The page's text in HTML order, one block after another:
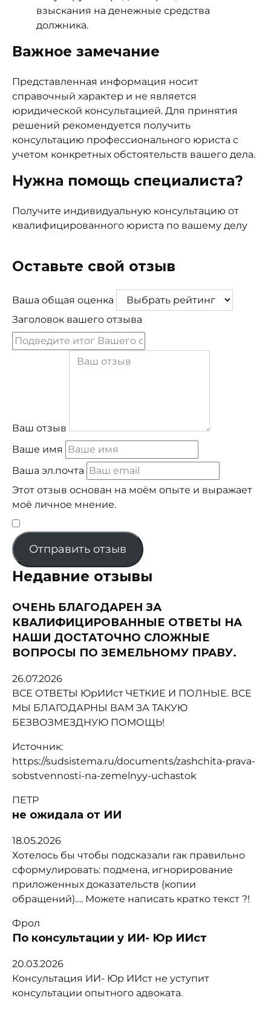
взыскания на денежные средства
должника.
Важное замечание
Представленная информация носит
справочный характер и не является
юридической консультацией. Для принятия
решений рекомендуется получить
консультацию профессионального юриста с
учетом конкретных обстоятельств вашего дела.
Нужна помощь специалиста?
Получите индивидуальную консультацию от
квалифицированного юриста по вашему делу
Оставьте свой отзыв
Ваша общая оценка
Заголовок вашего отзыва
Ваш отзыв
Ваше имя
Ваша эл.почта
Этот отзыв основан на моём опыте и выражает
моё личное мнение.
Отправить отзыв
Недавние отзывы
ОЧЕНЬ БЛАГОДАРЕН ЗА
КВАЛИФИЦИРОВАННЫЕ ОТВЕТЫ НА
НАШИ ДОСТАТОЧНО СЛОЖНЫЕ
ВОПРОСЫ ПО ЗЕМЕЛЬНОМУ ПРАВУ.
26.07.2026
ВСЕ ОТВЕТЫ ЮрИИст ЧЕТКИЕ И ПОЛНЫЕ. ВСЕ
МЫ БЛАГОДАРНЫ ВАМ ЗА ТАКУЮ
БЕЗВОЗМЕЗДНУЮ ПОМОЩЬ!
Источник:
https://sudsistema.ru/documents/zashchita-prava-
sobstvennosti-na-zemelnyy-uchastok
ПЕТР
не ожидала от ИИ
18.05.2026
Хотелось бы чтобы подсказали rак правильно
сформулировать: подмена, игнорирование
приложенных доказательств (копии
обращений)…. Можете написать кратко текст ?!
Фрол
По консультации у ИИ- Юр ИИст
20.03.2026
Консультация ИИ- Юр ИИст не уступит
консультации опытного адвоката.